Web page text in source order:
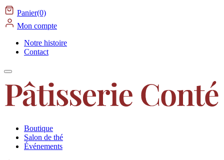
Panier(0)
Mon compte
Notre histoire
Contact
Boutique
Salon de thé
Événements